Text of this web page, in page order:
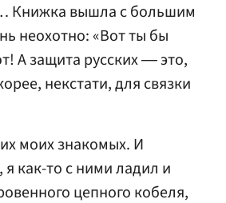
Книжка вышла с большим
неохотно: «Вот ты бы
А защита русских ― это,
некстати, для связки
моих знакомых. И
как-то с ними ладил и
цепного кобеля,